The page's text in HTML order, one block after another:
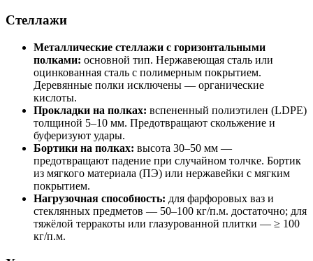
Стеллажи
Металлические стеллажи с горизонтальными
полками: основной тип. Нержавеющая сталь или
оцинкованная сталь с полимерным покрытием.
Деревянные полки исключены — органические
кислоты.
Прокладки на полках: вспененный полиэтилен (LDPE)
толщиной 5–10 мм. Предотвращают скольжение и
буферизуют удары.
Бортики на полках: высота 30–50 мм —
предотвращают падение при случайном толчке. Бортик
из мягкого материала (ПЭ) или нержавейки с мягким
покрытием.
Нагрузочная способность: для фарфоровых ваз и
стеклянных предметов — 50–100 кг/п.м. достаточно; для
тяжёлой терракоты или глазурованной плитки — ≥ 100
кг/п.м.